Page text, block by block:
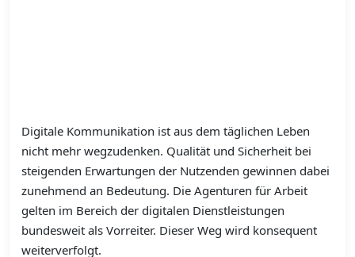
Digitale Kommunikation ist aus dem täglichen Leben
nicht mehr wegzudenken. Qualität und Sicherheit bei
steigenden Erwartungen der Nutzenden gewinnen dabei
zunehmend an Bedeutung. Die Agenturen für Arbeit
gelten im Bereich der digitalen Dienstleistungen
bundesweit als Vorreiter. Dieser Weg wird konsequent
weiterverfolgt.